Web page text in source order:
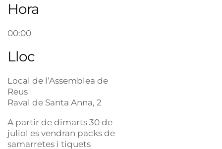
Hora
00:00
Lloc
Local de l’Assemblea de
Reus
Raval de Santa Anna, 2
A partir de dimarts 30 de
juliol es vendran packs de
samarretes i tiquets